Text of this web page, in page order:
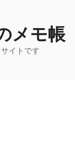
メモ帳
イトです